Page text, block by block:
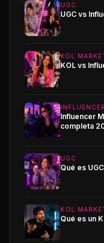
UGC
UGC vs
KOL
KOL vs
Influencer
completa
UGC
Qué es
KOL
Qué es un